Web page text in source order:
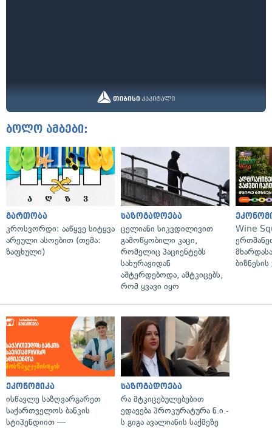
ბოლო ამბები:
გართობა
კროსვორდი: ააწყვე სიტყვა
არეული ასოებით (თემა:
ზაფხული)
საზოგადოება
ცელიანი სიკვდილივით
გამოწყობილი კაცი,
რომელიც პაციენტებს
სახურავიდან
აშტერდებოდა, ამტკიცებს,
რომ ყვავი იყო
Wine
ეკონომიკა
ისწავლე საზღვარგარეთ
საქართველოს ბანკის
სტიპენდიით —
საზოგადოება
რა მტკიცებულებებით
ედავება პროკურატურა ნ.ი.-
ს გიგა ავალიანის საქმეზე